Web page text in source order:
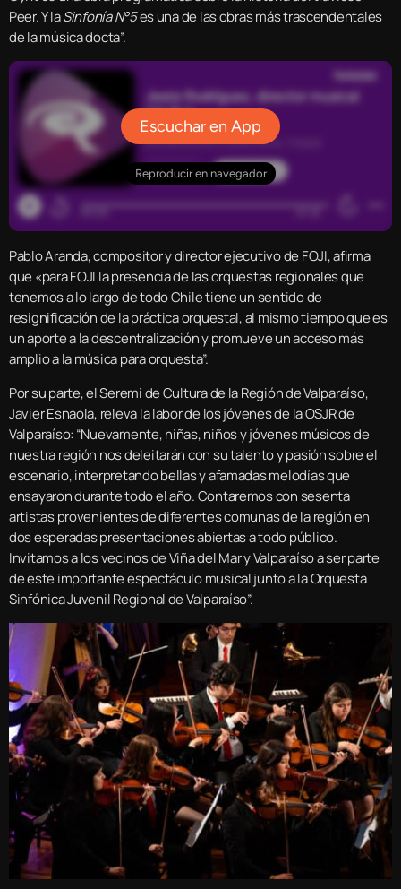
Peer. Y laSinfonía N°5es una de las obras más trascendentales
de la música docta”.
Pablo Aranda, compositor y director ejecutivo de FOJI, afirma
que «para FOJI la presencia de las orquestas regionales que
tenemos a lo largo de todo Chile tiene un sentido de
resignificación de la práctica orquestal, al mismo tiempo que es
un aporte a la descentralización y promueve un acceso más
amplio a la música para orquesta”.
Por su parte, el Seremi de Cultura de la Región de Valparaíso,
Javier Esnaola, releva la labor de los jóvenes de la OSJR de
Valparaíso: “Nuevamente, niñas, niños y jóvenes músicos de
nuestra región nos deleitarán con su talento y pasión sobre el
escenario, interpretando bellas y afamadas melodías que
ensayaron durante todo el año. Contaremos con sesenta
artistas provenientes de diferentes comunas de la región en
dos esperadas presentaciones abiertas a todo público.
Invitamos a los vecinos de Viña del Mar y Valparaíso a ser parte
de este importante espectáculo musical junto a la Orquesta
Sinfónica Juvenil Regional de Valparaíso”.